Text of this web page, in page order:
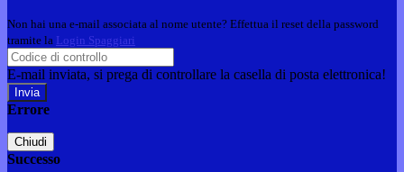
Non hai una e-mail associata al nome utente? Effettua il reset della password
tramite la Login Spaggiari
E-mail inviata, si prega di controllare la casella di posta elettronica!
Errore
Chiudi
Successo